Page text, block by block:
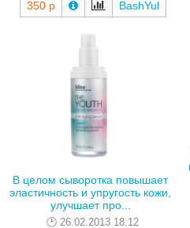
350 р BashYul
В целом сыворотка повышает
эластичность и упругость кожи,
улучшает про...
26.02.2013 18:12